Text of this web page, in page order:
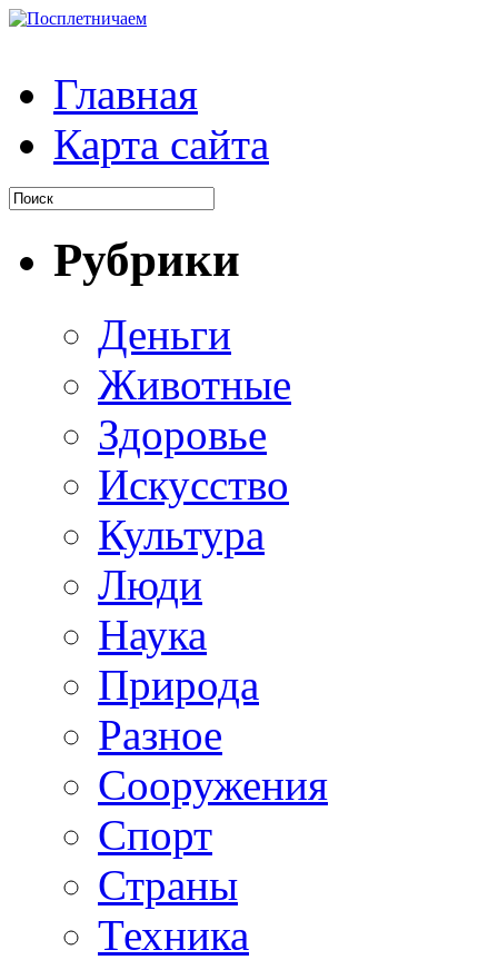
Главная
Карта сайта
Рубрики
Деньги
Животные
Здоровье
Искусство
Культура
Люди
Наука
Природа
Разное
Сооружения
Спорт
Страны
Техника